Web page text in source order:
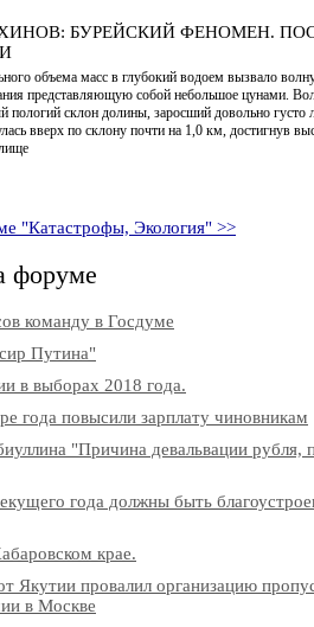
БУРЕЙСКИЙ ФЕНОМЕН.
объема масс в глубокий водоем вызвало
представляющую собой небольшое цунами.
пологий склон долины, заросший довольно густо
вверх по склону почти на 1,0 км, достигнув
"Катастрофы, Экология" >>
форуме
команду в Госдуме
Путина"
в выборах 2018 года.
года повысили зарплату чиновникам
"Причина девальвации рубля,
года должны быть
крае.
Якутии провалил организацию
в Москве